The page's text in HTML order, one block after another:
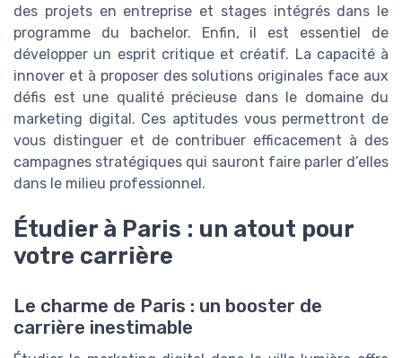
des projets en entreprise et stages intégrés dans le
programme du bachelor. Enfin, il est essentiel de
développer un esprit critique et créatif. La capacité à
innover et à proposer des solutions originales face aux
défis est une qualité précieuse dans le domaine du
marketing digital. Ces aptitudes vous permettront de
vous distinguer et de contribuer efficacement à des
campagnes stratégiques qui sauront faire parler d’elles
dans le milieu professionnel.
Étudier à Paris : un atout pour
votre carrière
Le charme de Paris : un booster de
carrière inestimable